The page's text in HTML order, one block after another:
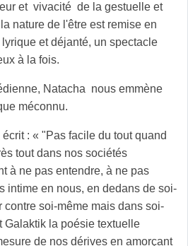
et vivacité de la gestuelle et
nature de l'être est remise en
et déjanté, un spectacle
à la fois.
Natacha nous emmène
méconnu.
: « "Pas facile du tout quand
tout dans nos sociétés
à ne pas entendre, à ne pas
intime en nous, en dedans de soi-
contre soi-même mais dans soi-
Galaktik la poésie textuelle
de nos dérives en amorçant